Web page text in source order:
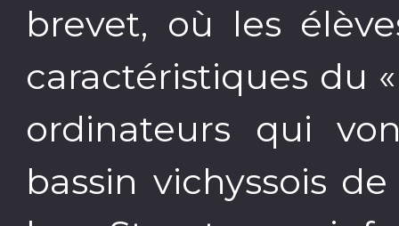
brevet, où les
caractéristiques du
ordinateurs qui
bassin vichyssois